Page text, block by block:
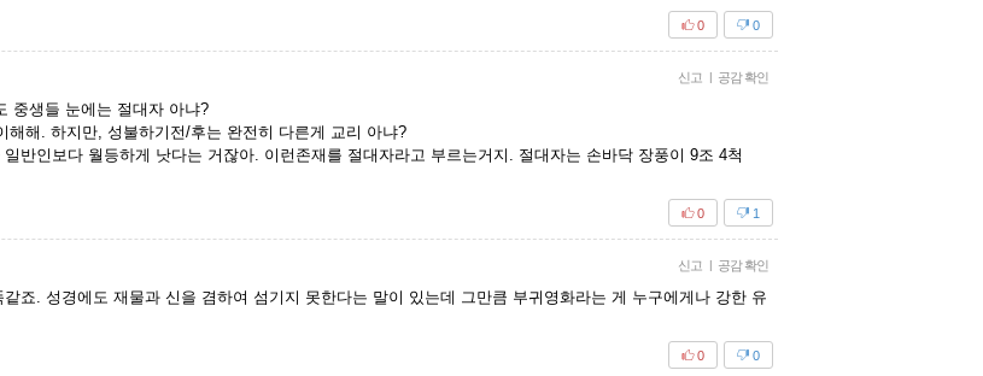
0
0
신고 | 공감 확인
중생들 눈에는 절대자 아냐?
해. 하지만, 성불하기전/후는 완전히 다른게 교리 아냐?
반인보다 월등하게 낫다는 거잖아. 이런존재를 절대자라고 부르는거지. 절대자는 손바닥 장풍이 9조 4척
1
0
신고 | 공감 확인
죠. 성경에도 재물과 신을 겸하여 섬기지 못한다는 말이 있는데 그만큼 부귀영화라는 게 누구에게나 강한 유
0
0